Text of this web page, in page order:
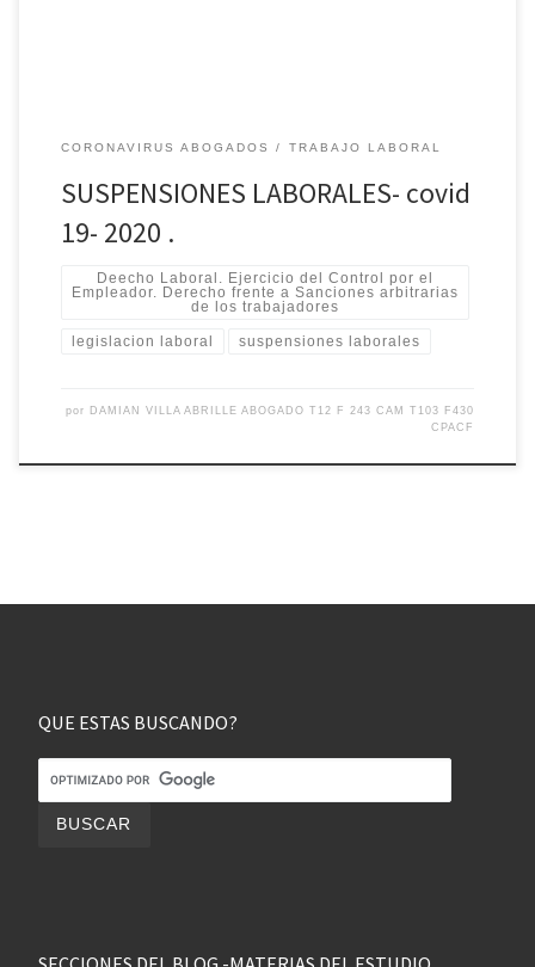
CORONAVIRUS ABOGADOS TRABAJO LABORAL
SUSPENSIONES LABORALES- covid
19- 2020 .
Deecho Laboral. Ejercicio del Control por el
Empleador. Derecho frente a Sanciones arbitrarias
de los trabajadores
legislacion laboral suspensiones laborales
por DAMIAN VILLA ABRILLE ABOGADO T12 F 243 CAM T103 F430
CPACF
QUE ESTAS BUSCANDO?